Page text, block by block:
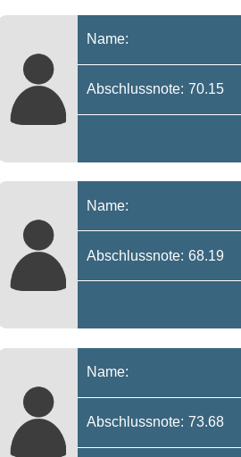
Name:
Abschlussnote: 70.15
Name:
Abschlussnote: 68.19
Name:
Abschlussnote: 73.68